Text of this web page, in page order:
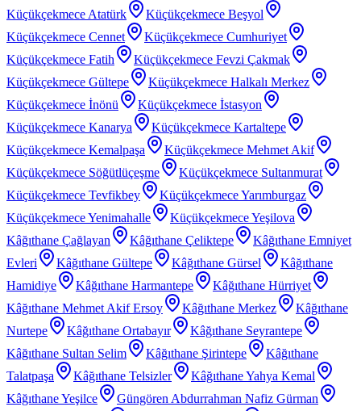
Küçükçekmece Atatürk
Küçükçekmece Beşyol
Küçükçekmece Cennet
Küçükçekmece Cumhuriyet
Küçükçekmece Fatih
Küçükçekmece Fevzi Çakmak
Küçükçekmece Gültepe
Küçükçekmece Halkalı Merkez
Küçükçekmece İnönü
Küçükçekmece İstasyon
Küçükçekmece Kanarya
Küçükçekmece Kartaltepe
Küçükçekmece Kemalpaşa
Küçükçekmece Mehmet Akif
Küçükçekmece Söğütlüçeşme
Küçükçekmece Sultanmurat
Küçükçekmece Tevfikbey
Küçükçekmece Yarımburgaz
Küçükçekmece Yenimahalle
Küçükçekmece Yeşilova
Kâğıthane Çağlayan
Kâğıthane Çeliktepe
Kâğıthane Emniyet
Evleri
Kâğıthane Gültepe Kâğıthane Gürsel
Kâğıthane
Hamidiye
Kâğıthane Harmantepe
Kâğıthane Hürriyet
Kâğıthane Mehmet Akif Ersoy
Kâğıthane Merkez
Kâğıthane
Nurtepe
Kâğıthane Ortabayır
Kâğıthane Seyrantepe
Kâğıthane Sultan Selim
Kâğıthane Şirintepe
Kâğıthane
Talatpaşa
Kâğıthane Telsizler
Kâğıthane Yahya Kemal
Kâğıthane Yeşilce
Güngören Abdurrahman Nafiz Gürman